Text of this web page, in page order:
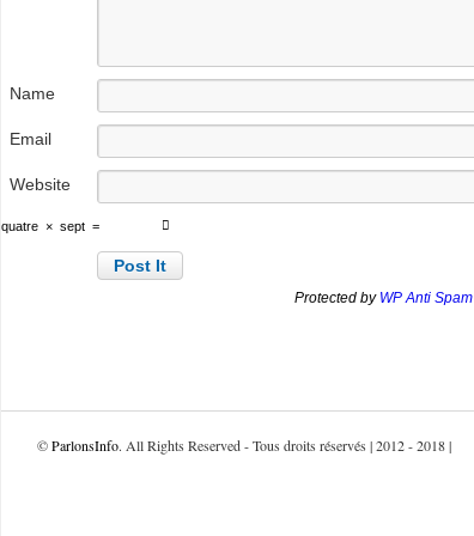
Name
Email
Website
quatre × sept =
Protected by WP Anti Spam
©ParlonsInfo. All Rights Reserved - Tous droits réservés | 2012 - 2018 |